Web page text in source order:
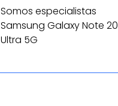
Somos especialistas
Samsung Galaxy Note 20
Ultra 5G